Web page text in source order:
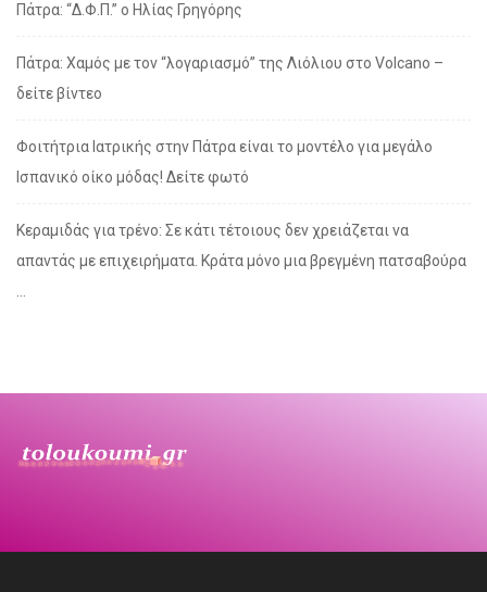
Πάτρα: “Δ.Φ.Π.” ο Ηλίας Γρηγόρης
Πάτρα: Χαμός με τον “λογαριασμό” της Λιόλιου στο Volcano –
δείτε βίντεο
Φοιτήτρια Ιατρικής στην Πάτρα είναι το μοντέλο για μεγάλο
Ισπανικό οίκο μόδας! Δείτε φωτό
Κεραμιδάς για τρένο: Σε κάτι τέτοιους δεν χρειάζεται να
απαντάς με επιχειρήματα. Κράτα μόνο μια βρεγμένη πατσαβούρα